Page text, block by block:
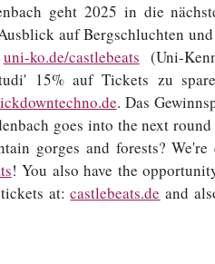
geht 2025 in die
auf Bergschluchten
uni-ko.de/castlebeats (Uni-
15% auf Tickets zu
. Das
goes into the next
gorges and forests?
! You also have the
tickets at:castlebeats.de and